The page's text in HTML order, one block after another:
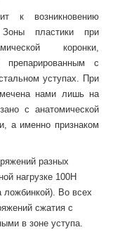
к возникновению
пластики при
коронки,
с
уступах. При
нами лишь на
с анатомической
а именно признаком
разных
нагрузке 100Н
ложбинкой). Во всех
сжатия с
в зоне уступа.